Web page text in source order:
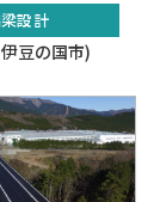
設計
豆の国市)